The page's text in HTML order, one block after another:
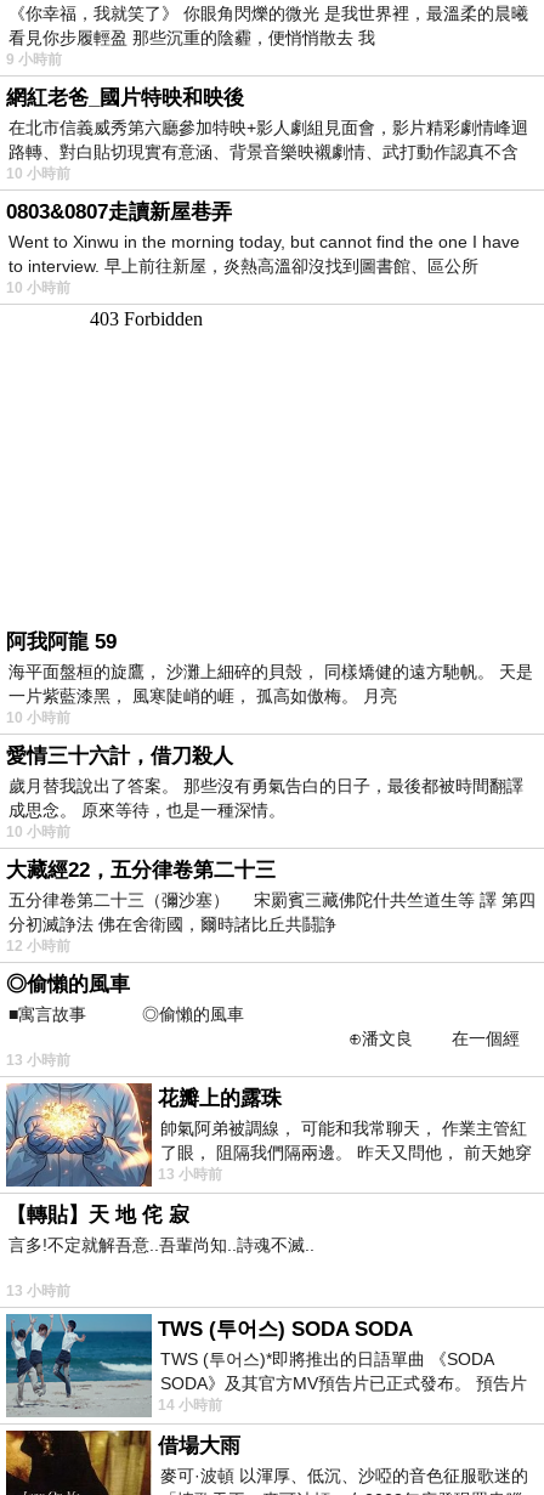
《你幸福，我就笑了》 你眼角閃爍的微光 是我世界裡，最溫柔的晨曦
看見你步履輕盈 那些沉重的陰霾，便悄悄散去 我
9 小時前
網紅老爸_國片特映和映後
在北市信義威秀第六廳參加特映+影人劇組見面會，影片精彩劇情峰迴
路轉、對白貼切現實有意涵、背景音樂映襯劇情、武打動作認真不含
糊、
10 小時前
0803&0807走讀新屋巷弄
Went to Xinwu in the morning today, but cannot find the one I have
to interview. 早上前往新屋，炎熱高溫卻沒找到圖書館、區公所
10 小時前
阿我阿龍 59
海平面盤桓的旋鷹， 沙灘上細碎的貝殼， 同樣矯健的遠方馳帆。 天是
一片紫藍漆黑， 風寒陡峭的崕， 孤高如傲梅。 月亮
10 小時前
愛情三十六計，借刀殺人
歲月替我說出了答案。 那些沒有勇氣告白的日子，最後都被時間翻譯
成思念。 原來等待，也是一種深情。
10 小時前
大藏經22，五分律卷第二十三
五分律卷第二十三（彌沙塞） 宋罽賓三藏佛陀什共竺道生等 譯 第四
分初滅諍法 佛在舍衛國，爾時諸比丘共鬪諍
12 小時前
◎偷懶的風車
■寓言故事 ◎偷懶的風車
⊕潘文良 在一個經
常颳風的山丘上—&m
13 小時前
花瓣上的露珠
帥氣阿弟被調線， 可能和我常聊天， 作業主管紅
了眼， 阻隔我們隔兩邊。 昨天又問他， 前天她穿
什麼顏色衣服， 不經
13 小時前
【轉貼】天 地 侘 寂
言多!不定就解吾意..吾輩尚知..詩魂不滅..
13 小時前
TWS (투어스) SODA SODA
TWS (투어스)*即將推出的日語單曲 《SODA
SODA》及其官方MV預告片已正式發布。 預告片
一經發布， 就引發了粉絲們對這次夏季回
14 小時前
借場大雨
麥可·波頓 以渾厚、低沉、沙啞的音色征服歌迷的